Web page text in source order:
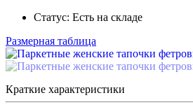
Статус: Есть на складе
Размерная таблица
Краткие характеристики